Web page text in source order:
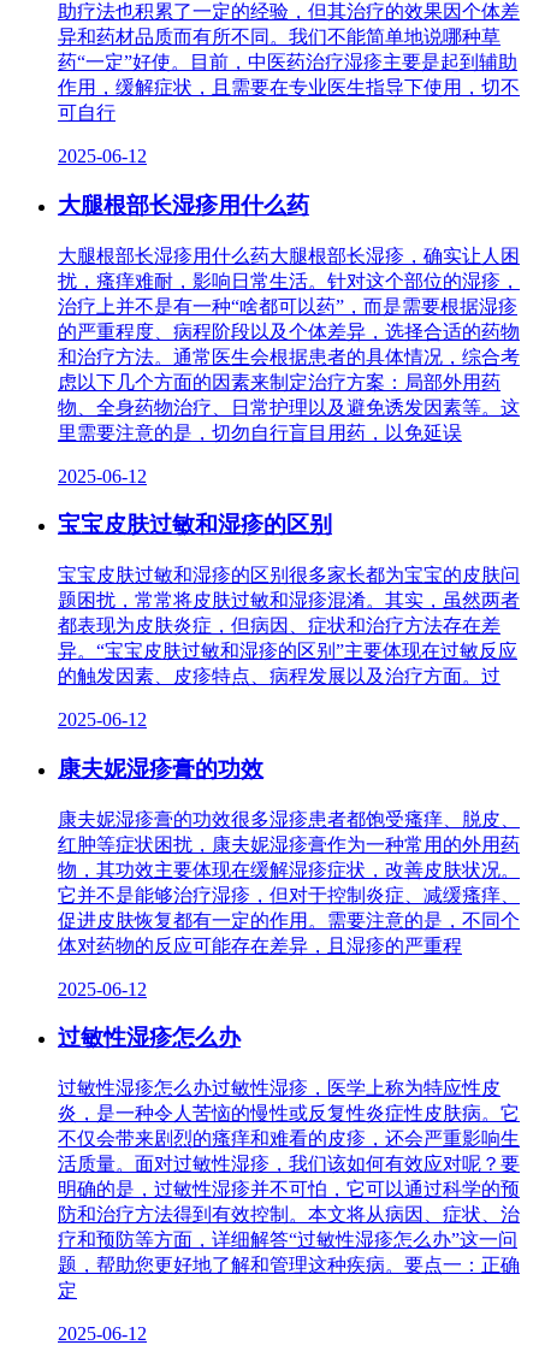
助疗法也积累了一定的经验，但其治疗的效果因个体差
异和药材品质而有所不同。我们不能简单地说哪种草
药“一定”好使。目前，中医药治疗湿疹主要是起到辅助
作用，缓解症状，且需要在专业医生指导下使用，切不
可自行
2025-06-12
大腿根部长湿疹用什么药
大腿根部长湿疹用什么药大腿根部长湿疹，确实让人困
扰，瘙痒难耐，影响日常生活。针对这个部位的湿疹，
治疗上并不是有一种“啥都可以药”，而是需要根据湿疹
的严重程度、病程阶段以及个体差异，选择合适的药物
和治疗方法。通常医生会根据患者的具体情况，综合考
虑以下几个方面的因素来制定治疗方案：局部外用药
物、全身药物治疗、日常护理以及避免诱发因素等。这
里需要注意的是，切勿自行盲目用药，以免延误
2025-06-12
宝宝皮肤过敏和湿疹的区别
宝宝皮肤过敏和湿疹的区别很多家长都为宝宝的皮肤问
题困扰，常常将皮肤过敏和湿疹混淆。其实，虽然两者
都表现为皮肤炎症，但病因、症状和治疗方法存在差
异。“宝宝皮肤过敏和湿疹的区别”主要体现在过敏反应
的触发因素、皮疹特点、病程发展以及治疗方面。过
2025-06-12
康夫妮湿疹膏的功效
康夫妮湿疹膏的功效很多湿疹患者都饱受瘙痒、脱皮、
红肿等症状困扰，康夫妮湿疹膏作为一种常用的外用药
物，其功效主要体现在缓解湿疹症状，改善皮肤状况。
它并不是能够治疗湿疹，但对于控制炎症、减缓瘙痒、
促进皮肤恢复都有一定的作用。需要注意的是，不同个
体对药物的反应可能存在差异，且湿疹的严重程
2025-06-12
过敏性湿疹怎么办
过敏性湿疹怎么办过敏性湿疹，医学上称为特应性皮
炎，是一种令人苦恼的慢性或反复性炎症性皮肤病。它
不仅会带来剧烈的瘙痒和难看的皮疹，还会严重影响生
活质量。面对过敏性湿疹，我们该如何有效应对呢？要
明确的是，过敏性湿疹并不可怕，它可以通过科学的预
防和治疗方法得到有效控制。本文将从病因、症状、治
疗和预防等方面，详细解答“过敏性湿疹怎么办”这一问
题，帮助您更好地了解和管理这种疾病。要点一：正确
定
2025-06-12